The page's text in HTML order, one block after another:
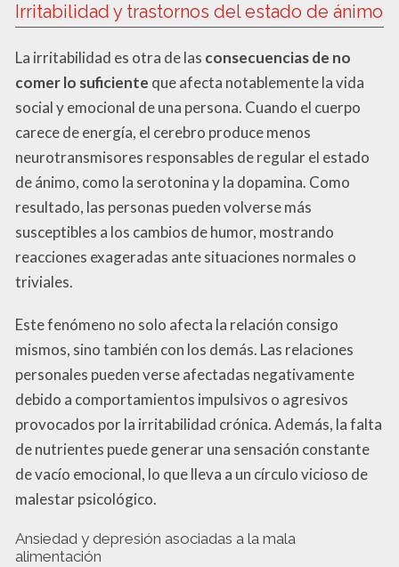
Irritabilidad y trastornos del estado de ánimo
La irritabilidad es otra de las consecuencias de no
comer lo suficiente que afecta notablemente la vida
social y emocional de una persona. Cuando el cuerpo
carece de energía, el cerebro produce menos
neurotransmisores responsables de regular el estado
de ánimo, como la serotonina y la dopamina. Como
resultado, las personas pueden volverse más
susceptibles a los cambios de humor, mostrando
reacciones exageradas ante situaciones normales o
triviales.
Este fenómeno no solo afecta la relación consigo
mismos, sino también con los demás. Las relaciones
personales pueden verse afectadas negativamente
debido a comportamientos impulsivos o agresivos
provocados por la irritabilidad crónica. Además, la falta
de nutrientes puede generar una sensación constante
de vacío emocional, lo que lleva a un círculo vicioso de
malestar psicológico.
Ansiedad y depresión asociadas a la mala
alimentación